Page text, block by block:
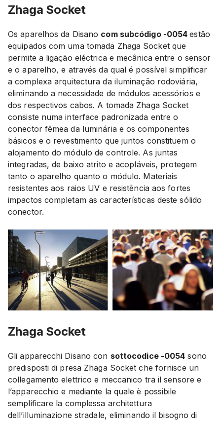
Zhaga Socket
Os aparelhos da Disano com subcódigo -0054estão
equipados com uma tomada Zhaga Socket que
permite a ligação eléctrica e mecânica entre o sensor
e o aparelho, e através da qual é possível simplificar
a complexa arquitectura da iluminação rodoviária,
eliminando a necessidade de módulos acessórios e
dos respectivos cabos. A tomada Zhaga Socket
consiste numa interface padronizada entre o
conector fêmea da luminária e os componentes
básicos e o revestimento que juntos constituem o
alojamento do módulo de controle. As juntas
integradas, de baixo atrito e acopláveis, protegem
tanto o aparelho quanto o módulo. Materiais
resistentes aos raios UV e resistência aos fortes
impactos completam as características deste sólido
conector.
Zhaga Socket
Gli apparecchi Disano con sottocodice -0054 sono
predisposti di presa Zhaga Socket che fornisce un
collegamento elettrico e meccanico tra il sensore e
l’apparecchio e mediante la quale è possibile
semplificare la complessa architettura
dell’illuminazione stradale, eliminando il bisogno di